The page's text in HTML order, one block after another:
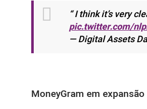
“ I think it’s very
pic.twitter.com/
— Digital Assets
MoneyGram em